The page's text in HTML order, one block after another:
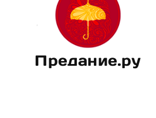
Предание.ру